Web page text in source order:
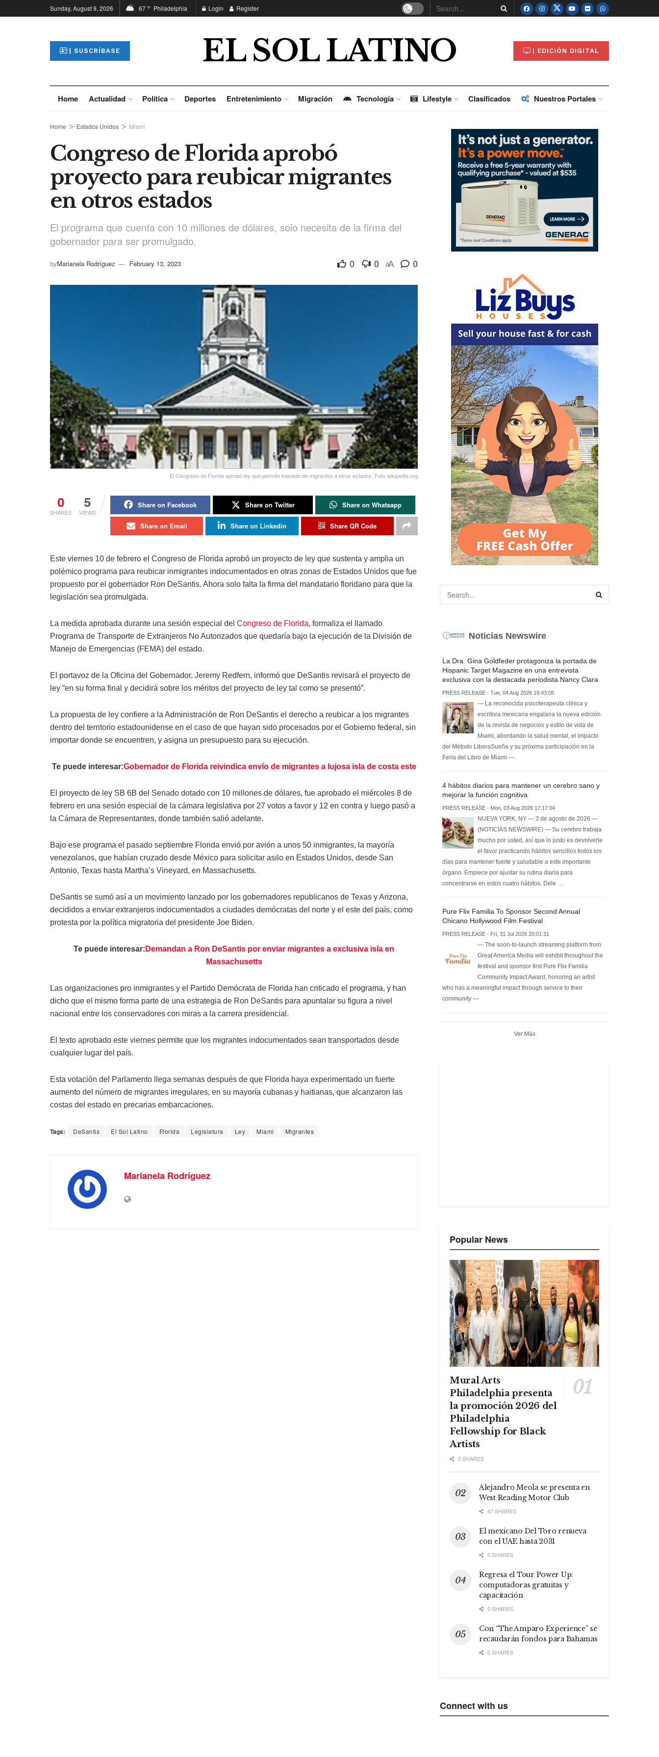
Sunday, August 9, 2026 67°F Philadelphia Login Register
| SUSCRÍBASE EL SOL LATINO | EDICIÓN DIGITAL
Home Actualidad Política Deportes Entretenimiento Migración Tecnología Lifestyle Clasificados Nuestros Portales
Home Estados Unidos Miami
Congreso de Florida aprobó
proyecto para reubicar migrantes
en otros estados
El programa que cuenta con 10 millones de dólares, solo necesita de la firma del
gobernador para ser promulgado.
byMarianela Rodríguez February 13, 2023 0 0 AA 0
El Congreso de Florida aprobó ley que permite traslado de migrantes a otros estados. Foto wikipedia.org
0
SHARES
5
VIEWS
Share on Facebook Share on Twitter Share on Whatsapp
Share on Email Share on Linkedin Share QR Code
Este viernes 10 de febrero el Congreso de Florida aprobó un proyecto de ley que sustenta y amplia un
polémico programa para reubicar inmigrantes indocumentados en otras zonas de Estados Unidos que fue
propuesto por el gobernador Ron DeSantis. Ahora solo falta la firma del mandatario floridano para que la
legislación sea promulgada.
La medida aprobada durante una sesión especial del Congreso de Florida, formaliza el llamado
Programa de Transporte de Extranjeros No Autorizados que quedaría bajo la ejecución de la División de
Manejo de Emergencias (FEMA) del estado.
El portavoz de la Oficina del Gobernador, Jeremy Redfern, informó que DeSantis revisará el proyecto de
ley “en su forma final y decidirá sobre los méritos del proyecto de ley tal como se presentó”.
La propuesta de ley confiere a la Administración de Ron DeSantis el derecho a reubicar a los migrantes
dentro del territorio estadounidense en el caso de que hayan sido procesados por el Gobierno federal, sin
importar donde se encuentren, y asigna un presupuesto para su ejecución.
Te puede interesar:Gobernador de Florida reivindica envío de migrantes a lujosa isla de costa este
El proyecto de ley SB 6B del Senado dotado con 10 millones de dólares, fue aprobado el miércoles 8 de
febrero en una sesión especial de la cámara legislativa por 27 votos a favor y 12 en contra y luego pasó a
la Cámara de Representantes, donde también salió adelante.
Bajo ese programa el pasado septiembre Florida envió por avión a unos 50 inmigrantes, la mayoría
venezolanos, que habían cruzado desde México para solicitar asilo en Estados Unidos, desde San
Antonio, Texas hasta Martha’s Vineyard, en Massachusetts.
DeSantis se sumó así a un movimiento lanzado por los gobernadores republicanos de Texas y Arizona,
decididos a enviar extranjeros indocumentados a ciudades demócratas del norte y el este del país, como
protesta por la política migratoria del presidente Joe Biden.
Te puede interesar: Demandan a Ron DeSantis por enviar migrantes a exclusiva isla en
Massachusetts
Las organizaciones pro inmigrantes y el Partido Demócrata de Florida han criticado el programa, y han
dicho que el mismo forma parte de una estrategia de Ron DeSantis para apuntalar su figura a nivel
nacional entre los conservadores con miras a la carrera presidencial.
El texto aprobado este viernes permite que los migrantes indocumentados sean transportados desde
cualquier lugar del país.
Esta votación del Parlamento llega semanas después de que Florida haya experimentado un fuerte
aumento del número de migrantes irregulares, en su mayoría cubanas y haitianas, que alcanzaron las
costas del estado en precarias embarcaciones.
Tags: DeSantis El Sol Latino Florida Legislatura Ley Miami Migrantes
Marianela Rodríguez
Noticias Newswire
La Dra. Gina Goldfeder protagoniza la portada de
Hispanic Target Magazine en una entrevista
exclusiva con la destacada periodista Nancy Clara
PRESS RELEASE - Tue, 04 Aug 2026 19:43:05
— La reconocida psicoterapeuta clínica y
escritora mexicana engalana la nueva edición
de la revista de negocios y estilo de vida de
Miami, abordando la salud mental, el impacto
del Método LiberaSueña y su próxima participación en la
Feria del Libro de Miami —
4 hábitos diarios para mantener un cerebro sano y
mejorar la función cognitiva
PRESS RELEASE - Mon, 03 Aug 2026 17:17:04
NUEVA YORK, NY — 3 de agosto de 2026 —
(NOTICIAS NEWSWIRE) — Su cerebro trabaja
mucho por usted, así que lo justo es devolverle
el favor practicando hábitos sencillos todos los
días para mantener fuerte y saludable a este importante
órgano. Empiece por ajustar su rutina diaria para
concentrarse en estos cuatro hábitos. Dele …
Pure Flix Familia To Sponsor Second Annual
Chicano Hollywood Film Festival
PRESS RELEASE - Fri, 31 Jul 2026 20:01:31
— The soon-to-launch streaming platform from
Great America Media will exhibit throughout the
festival and sponsor first Pure Flix Familia
Community Impact Award, honoring an artist
who has a meaningful impact through service to their
community —
Ver Más
Popular News
Mural Arts
Philadelphia presenta
la promoción 2026 del
Philadelphia
Fellowship for Black
Artists
0 SHARES
Alejandro Meola se presenta en
West Reading Motor Club
47 SHARES
El mexicano Del Toro renueva
con el UAE hasta 2031
0 SHARES
Regresa el Tour Power Up:
computadoras gratuitas y
capacitación
0 SHARES
Con “The Amparo Experience” se
recaudarán fondos para Bahamas
0 SHARES
Connect with us